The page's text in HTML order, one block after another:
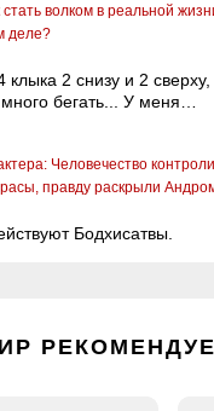
стать волком в реальной
деле?
клыка 2 снизу и 2 сверху,
бегать... У меня…
Человечество
правду раскрыли
Бодхисатвы.